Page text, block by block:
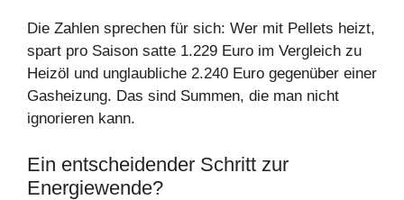
Die Zahlen sprechen für sich: Wer mit Pellets heizt,
spart pro Saison satte 1.229 Euro im Vergleich zu
Heizöl und unglaubliche 2.240 Euro gegenüber einer
Gasheizung. Das sind Summen, die man nicht
ignorieren kann.
Ein entscheidender Schritt zur
Energiewende?